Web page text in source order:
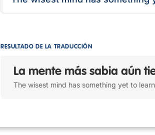
RESULTADO DE LA TRADUCCIÓN
La mente más sabia aún
The wisest mind has something yet to